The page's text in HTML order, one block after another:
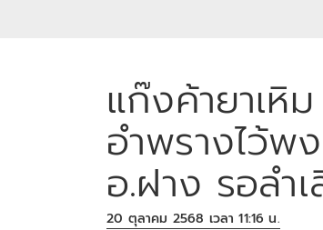
แก๊งค้ายาเหิ
อำพรางไว้พ
อ.ฝาง รอลำ
20 ตุลาคม 2568 เวลา 11:16 น.